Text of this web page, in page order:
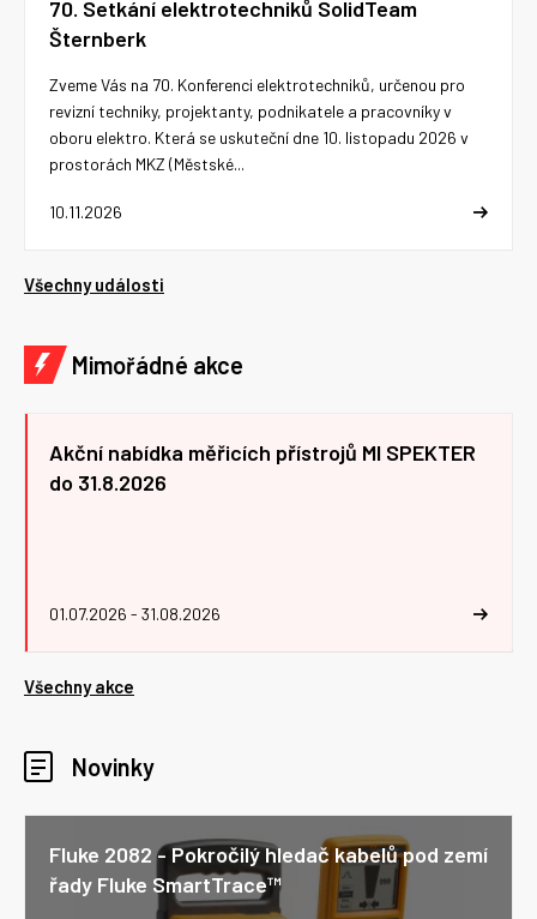
70. Setkání elektrotechniků SolidTeam
Šternberk
10.11.2026
Zveme Vás na 70. Konferenci elektrotechniků, určenou pro
revizní techniky, projektanty, podnikatele a pracovníky v
oboru elektro. Která se uskuteční dne 10. listopadu 2026 v
prostorách MKZ (Městské...
Všechny události
Mimořádné akce
Akční nabídka měřicích přístrojů MI SPEKTER
do 31.8.2026
01.07.2026 - 31.08.2026
Všechny akce
Novinky
Fluke 2082 - Pokročilý hledač kabelů pod zemí
řady Fluke SmartTrace™